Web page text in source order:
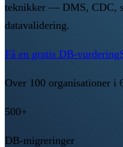
teknikker — DMS, CDC,
datavalidering.
Få en gratis DB-vurdering
Over 100 organisationer i
500+
DB-migreringer